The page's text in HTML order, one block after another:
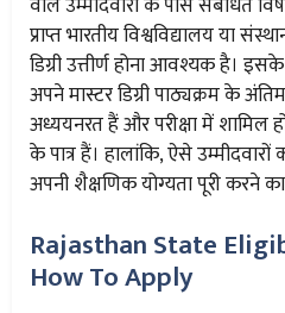
प्राप्त भारतीय विश्वविद्यालय या
डिग्री उत्तीर्ण होना आवश्यक है।
अपने मास्टर डिग्री पाठ्यक्रम के
अध्ययनरत हैं और परीक्षा में
के पात्र हैं। हालांकि, ऐसे
अपनी शैक्षणिक योग्यता पूरी करने
Rajasthan State
How To Apply